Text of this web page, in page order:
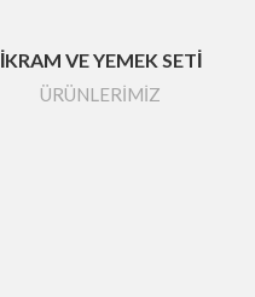
İKRAM VE YEMEK SETİ
ÜRÜNLERİMİZ